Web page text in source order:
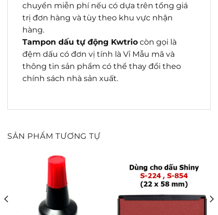
chuyển miễn phí nếu có dựa trên tổng giá
trị đơn hàng và tùy theo khu vực nhận
hàng.
Tampon dấu tự động Kwtrio còn gọi là
đệm dấu có đơn vị tính là Vỉ Mẫu mã và
thông tin sản phẩm có thể thay đổi theo
chính sách nhà sản xuất.
SẢN PHẨM TƯƠNG TỰ